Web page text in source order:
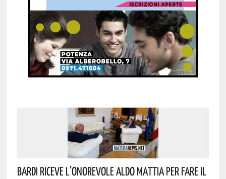
Bardi Riceve L’onorevole Aldo Mattia Per Fare Il